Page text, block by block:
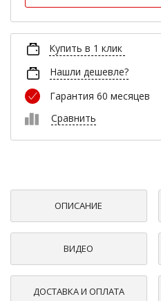
Купить в 1 клик
Нашли дешевле?
Гарантия 60 месяцев
Сравнить
ОПИСАНИЕ
ВИДЕО
ДОСТАВКА И ОПЛАТА